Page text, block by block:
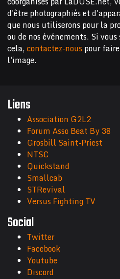
d'être photographiés et
que nous utiliserons pour la
ou de nos événements. Si
cela,contactez-nouspour
l'image.
Liens
Association G2L2
Forum Asso Beat By 38
Grosbill Saint-Priest
NTSC
Quickstand
Smallcab
STRevival
Versus Fighting TV
Social
Twitter
Facebook
Youtube
Discord